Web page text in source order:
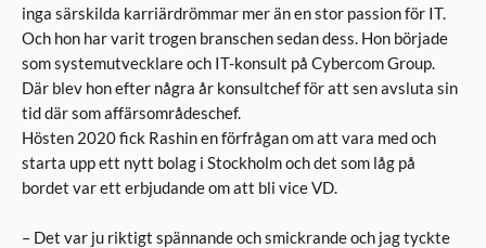
inga särskilda karriärdrömmar mer än en stor passion för IT.
Och hon har varit trogen branschen sedan dess. Hon började
som systemutvecklare och IT-konsult på Cybercom Group.
Där blev hon efter några år konsultchef för att sen avsluta sin
tid där som affärsområdeschef.
Hösten 2020 fick Rashin en förfrågan om att vara med och
starta upp ett nytt bolag i Stockholm och det som låg på
bordet var ett erbjudande om att bli vice VD.
– Det var ju riktigt spännande och smickrande och jag tyckte